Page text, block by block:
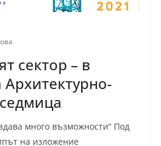
сектор – в
много възможности“ Под
на изложение